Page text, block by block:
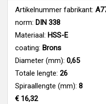
Artikelnummer fabrikant:
norm: DIN 338
Materiaal: HSS-E
coating: Brons
Diameter (mm): 0,65
Totale lengte: 26
Spiraallengte (mm): 8
€ 16,32